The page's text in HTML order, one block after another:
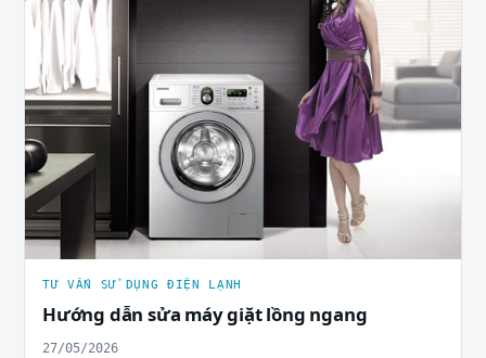
TƯ VẤN SỬ DỤNG ĐIỆN LẠNH
Hướng dẫn sửa máy giặt lồng ngang
27/05/2026